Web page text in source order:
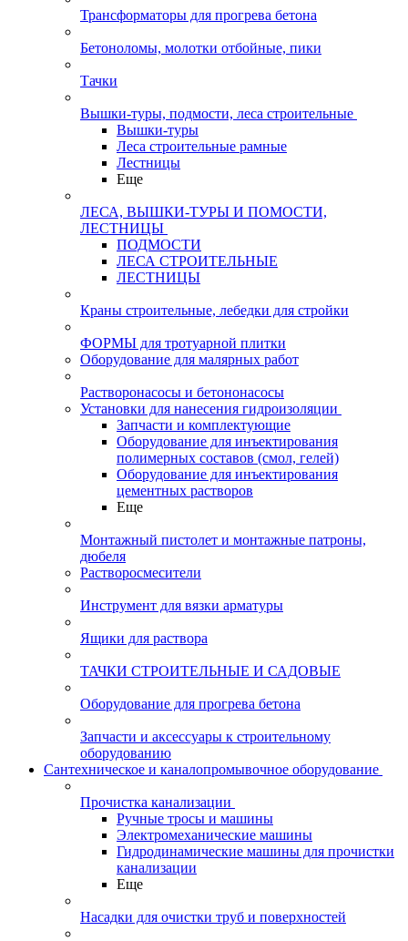
Трансформаторы для прогрева бетона
Бетоноломы, молотки отбойные, пики
Тачки
Вышки-туры, подмости, леса строительные
Вышки-туры
Леса строительные рамные
Лестницы
Еще
ЛЕСА, ВЫШКИ-ТУРЫ И ПОМОСТИ,
ЛЕСТНИЦЫ
ПОДМОСТИ
ЛЕСА СТРОИТЕЛЬНЫЕ
ЛЕСТНИЦЫ
Краны строительные, лебедки для стройки
ФОРМЫ для тротуарной плитки
Оборудование для малярных работ
Растворонасосы и бетононасосы
Установки для нанесения гидроизоляции
Запчасти и комплектующие
Оборудование для инъектирования
полимерных составов (смол, гелей)
Оборудование для инъектирования
цементных растворов
Еще
Монтажный пистолет и монтажные патроны,
дюбеля
Растворосмесители
Инструмент для вязки арматуры
Ящики для раствора
ТАЧКИ СТРОИТЕЛЬНЫЕ И САДОВЫЕ
Оборудование для прогрева бетона
Запчасти и аксессуары к строительному
оборудованию
Сантехническое и каналопромывочное оборудование
Прочистка канализации
Ручные тросы и машины
Электромеханические машины
Гидродинамические машины для прочистки
канализации
Еще
Насадки для очистки труб и поверхностей